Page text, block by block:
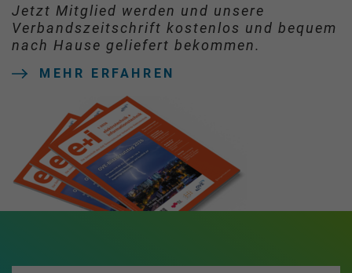
Jetzt Mitglied werden und unsere
Verbandszeitschrift kostenlos und bequem
nach Hause geliefert bekommen.
MEHR ERFAHREN